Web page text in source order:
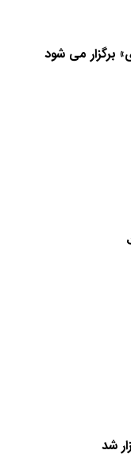
برگزار می شود
شد